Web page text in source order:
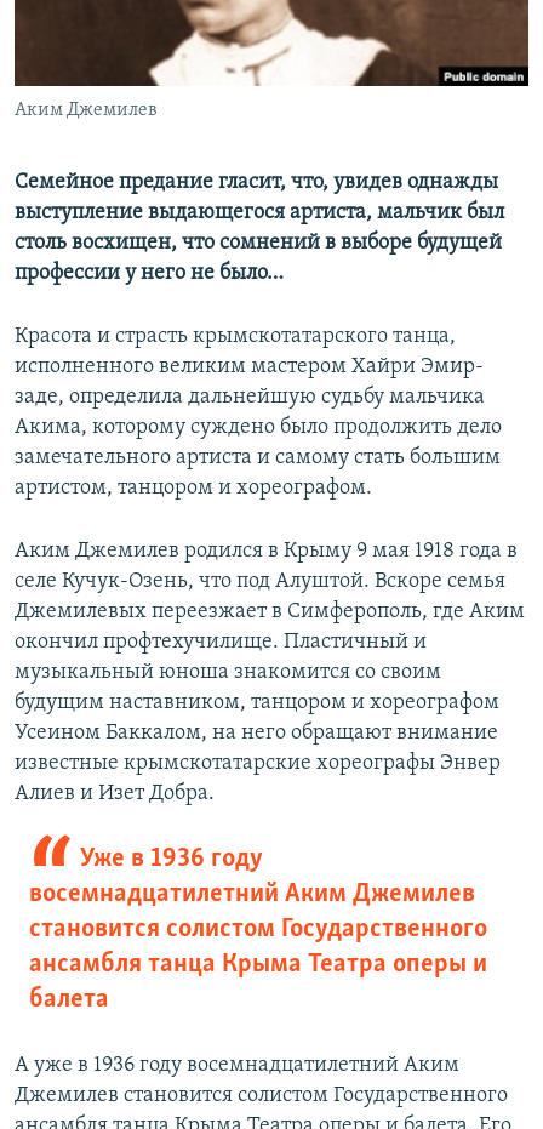
ПОБЕДИТЕЛЕЙ НЕ СУДЯТ?
КРЫМ.НЕПОКОРЕННЫЙ
ELIFBE
Все сайты RFE/RL
Аким Джемилев
Семейное предание гласит, что, увидев однажды
выступление выдающегося артиста, мальчик был
столь восхищен, что сомнений в выборе будущей
профессии у него не было…
Красота и страсть крымскотатарского танца,
исполненного великим мастером Хайри Эмир-
заде, определила дальнейшую судьбу мальчика
Акима, которому суждено было продолжить дело
замечательного артиста и самому стать большим
артистом, танцором и хореографом.
Аким Джемилев родился в Крыму 9 мая 1918 года в
селе Кучук-Озень, что под Алуштой. Вскоре семья
Джемилевых переезжает в Симферополь, где Аким
окончил профтехучилище. Пластичный и
музыкальный юноша знакомится со своим
будущим наставником, танцором и хореографом
Усеином Баккалом, на него обращают внимание
известные крымскотатарские хореографы Энвер
Алиев и Изет Добра.
Уже в 1936 году
восемнадцатилетний Аким Джемилев
становится солистом Государственного
ансамбля танца Крыма Театра оперы и
балета
А уже в 1936 году восемнадцатилетний Аким
Джемилев становится солистом Государственного